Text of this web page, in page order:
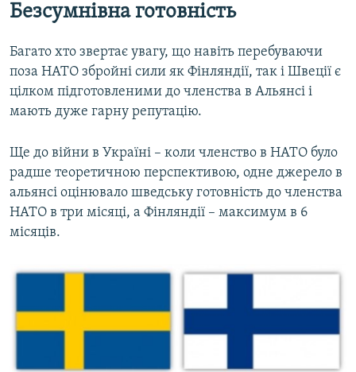
Безсумнівна готовність
Багато хто звертає увагу, що навіть перебуваючи
поза НАТО збройні сили як Фінляндії, так і Швеції є
цілком підготовленими до членства в Альянсі і
мають дуже гарну репутацію.
Ще до війни в Україні – коли членство в НАТО було
радше теоретичною перспективою, одне джерело в
альянсі оцінювало шведську готовність до членства
НАТО в три місяці, а Фінляндії – максимум в 6
місяців.